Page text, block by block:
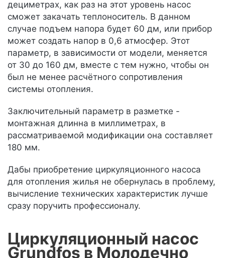
дециметрах, как раз на этот уровень насос
сможет закачать теплоноситель. В данном
случае подъем напора будет 60 дм, или прибор
может создать напор в 0,6 атмосфер. Этот
параметр, в зависимости от модели, меняется
от 30 до 160 дм, вместе с тем нужно, чтобы он
был не менее расчётного сопротивления
системы отопления.
Заключительный параметр в разметке -
монтажная длинна в миллиметрах, в
рассматриваемой модификации она составляет
180 мм.
Дабы приобретение циркуляционного насоса
для отопления жилья не обернулась в проблему,
вычисление технических характеристик лучше
сразу поручить профессионалу.
Циркуляционный насос
Grundfos в Молодечно